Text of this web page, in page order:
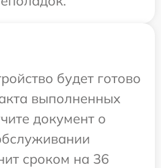
будет готово
выполненных
документ о
сроком на 36